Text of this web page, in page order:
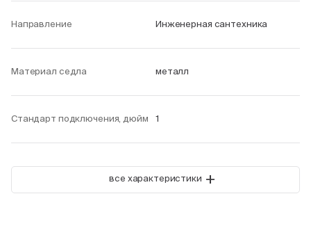
Направление Инженерная сантехника
Материал седла металл
Стандарт подключения, дюйм 1
все характеристики +